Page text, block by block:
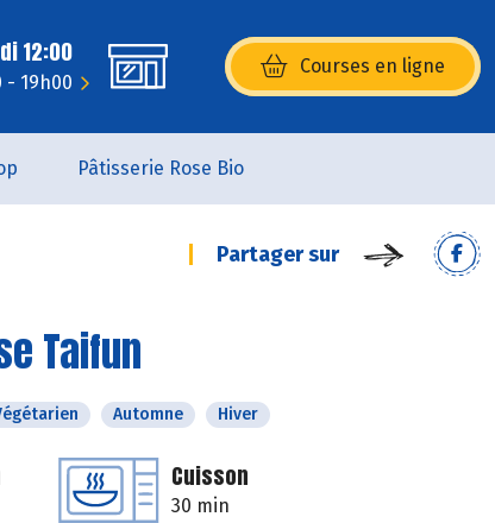
12:00
- 19h00
Courses en ligne
(s’ouvre dans une nouvelle
Pâtisserie Rose Bio
Partager sur
Taifun
Automne Hiver
Cuisson
30 min